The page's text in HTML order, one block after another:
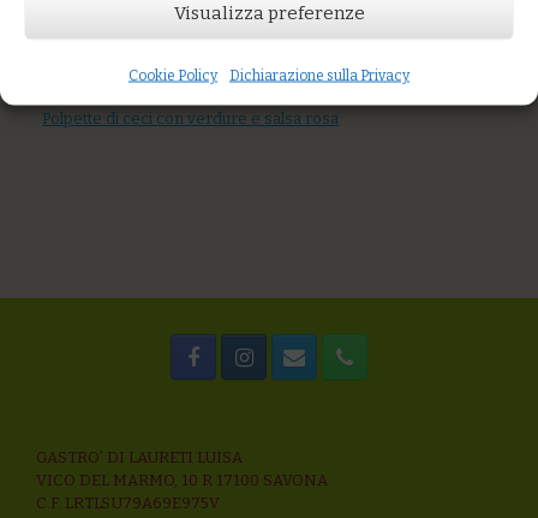
Visualizza preferenze
Cookie Policy Dichiarazione sulla Privacy
AGGIUNGI AL CARRELLO
scaloppa di baccalà agli agrumi con verza speziata
Polpette di ceci con verdure e salsa rosa
GASTRO’ DI LAURETI LUISA
VICO DEL MARMO, 10 R 17100 SAVONA
C.F. LRTLSU79A69E975V